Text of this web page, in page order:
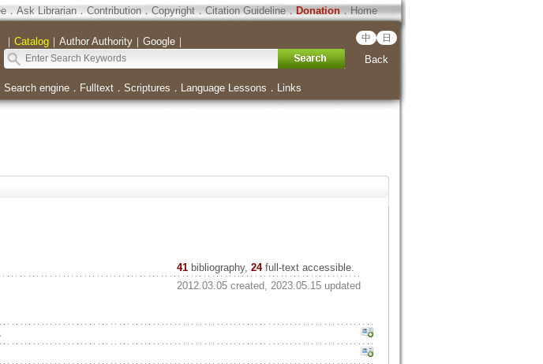
．Ask Librarian．Contribution．Copyright．Citation Guideline．Donation．Home
｜ Catalog｜ Author Authority｜ Google｜ 中 日
Back
Search engine． Fulltext． Scriptures ． Language Lessons ． Links
41 bibliography, 24full-text accessible.
2012.03.05 created, 2023.05.15 updated